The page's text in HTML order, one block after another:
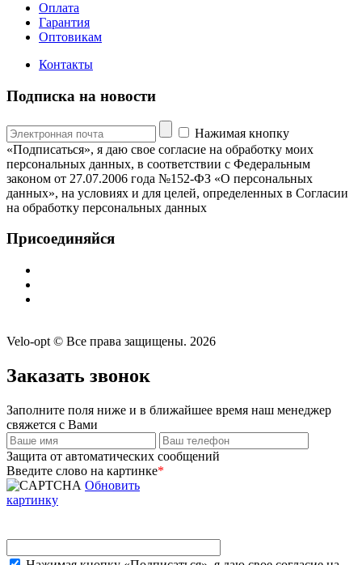
Оплата
Гарантия
Оптовикам
Контакты
Подписка на новости
Нажимая кнопку
«Подписаться», я даю свое согласие на обработку моих
персональных данных, в соответствии с Федеральным
законом от 27.07.2006 года №152-ФЗ «О персональных
данных», на условиях и для целей, определенных в Согласии
на обработку персональных данных
Присоединяйся
Velo-opt © Все права защищены. 2026
Заказать звонок
Заполните поля ниже и в ближайшее время наш менеджер
свяжется с Вами
Защита от автоматических сообщений
Введите слово на картинке*
Обновить
картинку